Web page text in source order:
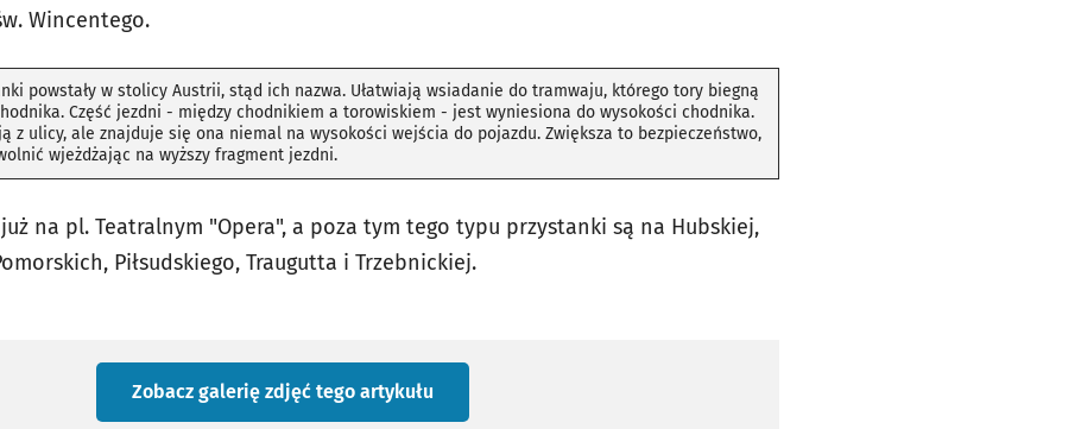
Wincentego.
powstały w stolicy Austrii, stąd ich nazwa. Ułatwiają wsiadanie do tramwaju, którego tory biegną
Część jezdni - między chodnikiem a torowiskiem - jest wyniesiona do wysokości chodnika.
z ulicy, ale znajduje się ona niemal na wysokości wejścia do pojazdu. Zwiększa to bezpieczeństwo,
wjeżdżając na wyższy fragment jezdni.
na pl. Teatralnym "Opera", a poza tym tego typu przystanki są na Hubskiej,
Piłsudskiego, Traugutta i Trzebnickiej.
Zobacz galerię zdjęć tego artykułu